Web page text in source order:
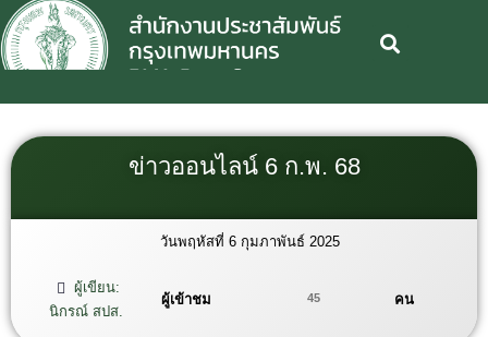
ข่าวออนไลน์ 6 ก.พ. 68
วันพฤหัสที่ 6 กุมภาพันธ์ 2025
ผู้เขียน:
นิกรณ์ สปส.
ผู้เข้าชม 45 คน